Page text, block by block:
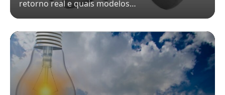
retorno real e quais modelos…